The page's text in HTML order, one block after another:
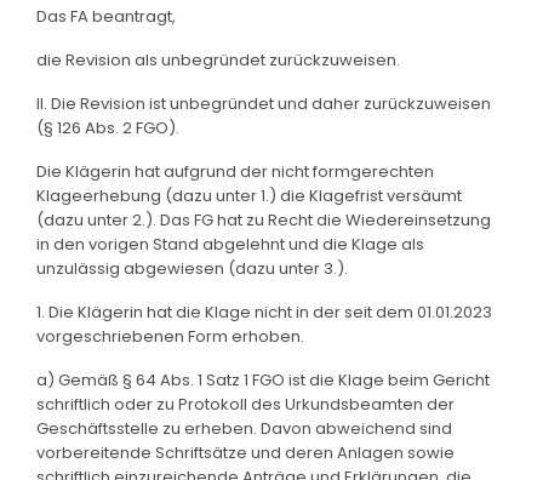
Das FA beantragt,
die Revision als unbegründet zurückzuweisen.
II. Die Revision ist unbegründet und daher zurückzuweisen
(§ 126 Abs. 2 FGO).
Die Klägerin hat aufgrund der nicht formgerechten
Klageerhebung (dazu unter 1.) die Klagefrist versäumt
(dazu unter 2.). Das FG hat zu Recht die Wiedereinsetzung
in den vorigen Stand abgelehnt und die Klage als
unzulässig abgewiesen (dazu unter 3.).
1. Die Klägerin hat die Klage nicht in der seit dem 01.01.2023
vorgeschriebenen Form erhoben.
a) Gemäß § 64 Abs. 1 Satz 1 FGO ist die Klage beim Gericht
schriftlich oder zu Protokoll des Urkundsbeamten der
Geschäftsstelle zu erheben. Davon abweichend sind
vorbereitende Schriftsätze und deren Anlagen sowie